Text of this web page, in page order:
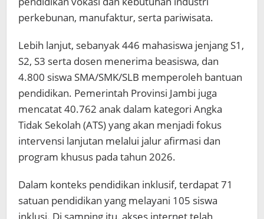
perkebunan, manufaktur, serta pariwisata.
Lebih lanjut, sebanyak 446 mahasiswa jenjang S1,
S2, S3 serta dosen menerima beasiswa, dan
4.800 siswa SMA/SMK/SLB memperoleh bantuan
pendidikan. Pemerintah Provinsi Jambi juga
mencatat 40.762 anak dalam kategori Angka
Tidak Sekolah (ATS) yang akan menjadi fokus
intervensi lanjutan melalui jalur afirmasi dan
program khusus pada tahun 2026.
Dalam konteks pendidikan inklusif, terdapat 71
satuan pendidikan yang melayani 105 siswa